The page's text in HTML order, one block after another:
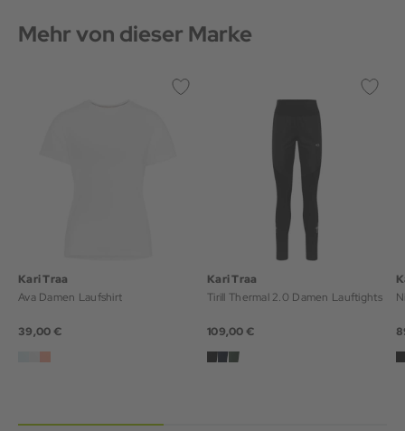
Mehr von dieser Marke
Kari Traa
Ava Damen Laufshirt
39,00 €
Kari Traa
Tirill Thermal 2.0 Damen Lauftights
109,00 €